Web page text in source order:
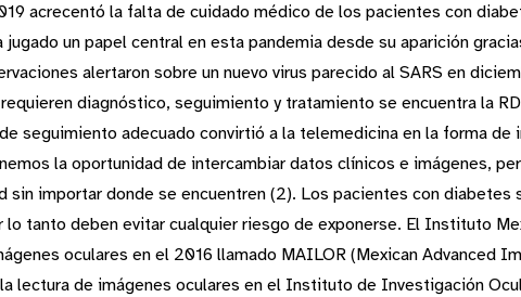
acrecentó la falta de cuidado médico de los pacientes con
un papel central en esta pandemia desde su aparición
alertaron sobre un nuevo virus parecido al SARS en
diagnóstico, seguimiento y tratamiento se encuentra la
seguimiento adecuado convirtió a la telemedicina en la forma
la oportunidad de intercambiar datos clínicos e imágenes,
sin importar donde se encuentren (2). Los pacientes con diabetes
lo tanto deben evitar cualquier riesgo de exponerse. El Instituto
oculares en el 2016 llamado MAILOR (Mexican Advanced
lectura de imágenes oculares en el Instituto de Investigación